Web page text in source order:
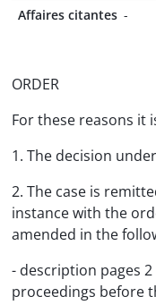
Affaires citantes -
ORDER
For these reasons it
1. The decision
2. The case is
instance with the
amended in the
- description pages
proceedings before